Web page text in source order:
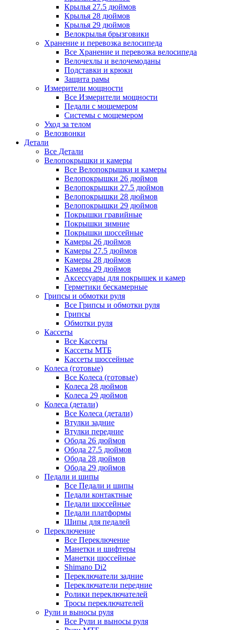
Крылья 27.5 дюймов
Крылья 28 дюймов
Крылья 29 дюймов
Велокрылья брызговики
Хранение и перевозка велосипеда
Все Хранение и перевозка велосипеда
Велочехлы и велочемоданы
Подставки и крюки
Защита рамы
Измерители мощности
Все Измерители мощности
Педали с мощемером
Системы с мощемером
Уход за телом
Велозвонки
Детали
Все Детали
Велопокрышки и камеры
Все Велопокрышки и камеры
Велопокрышки 26 дюймов
Велопокрышки 27.5 дюймов
Велопокрышки 28 дюймов
Велопокрышки 29 дюймов
Покрышки гравийные
Покрышки зимние
Покрышки шоссейные
Камеры 26 дюймов
Камеры 27.5 дюймов
Камеры 28 дюймов
Камеры 29 дюймов
Аксессуары для покрышек и камер
Герметики бескамерные
Грипсы и обмотки руля
Все Грипсы и обмотки руля
Грипсы
Обмотки руля
Кассеты
Все Кассеты
Кассеты МТБ
Кассеты шоссейные
Колеса (готовые)
Все Колеса (готовые)
Колеса 28 дюймов
Колеса 29 дюймов
Колеса (детали)
Все Колеса (детали)
Втулки задние
Втулки передние
Обода 26 дюймов
Обода 27.5 дюймов
Обода 28 дюймов
Обода 29 дюймов
Педали и шипы
Все Педали и шипы
Педали контактные
Педали шоссейные
Педали платформы
Шипы для педалей
Переключение
Все Переключение
Манетки и шифтеры
Манетки шоссейные
Shimano Di2
Переключатели задние
Переключатели передние
Ролики переключателей
Тросы переключателей
Рули и выносы руля
Все Рули и выносы руля